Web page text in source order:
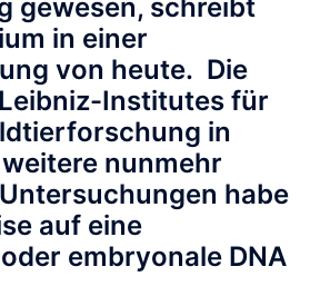
gewesen, schreibt
in einer
von heute. Die
Institutes für
in
nunmehr
habe
auf eine
embryonale DNA